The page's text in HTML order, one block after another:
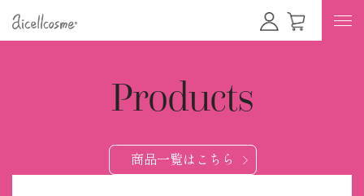
Products
商品一覧はこちら